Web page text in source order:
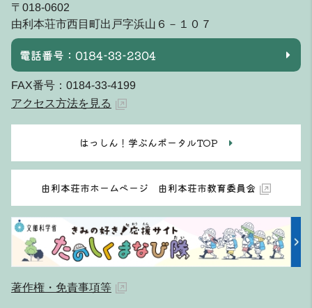
〒018-0602
由利本荘市西目町出戸字浜山６－１０７
電話番号：0184-33-2304
FAX番号：0184-33-4199
アクセス方法を見る
はっしん！学ぶんポータルTOP
由利本荘市ホームページ 由利本荘市教育委員会
著作権・免責事項等